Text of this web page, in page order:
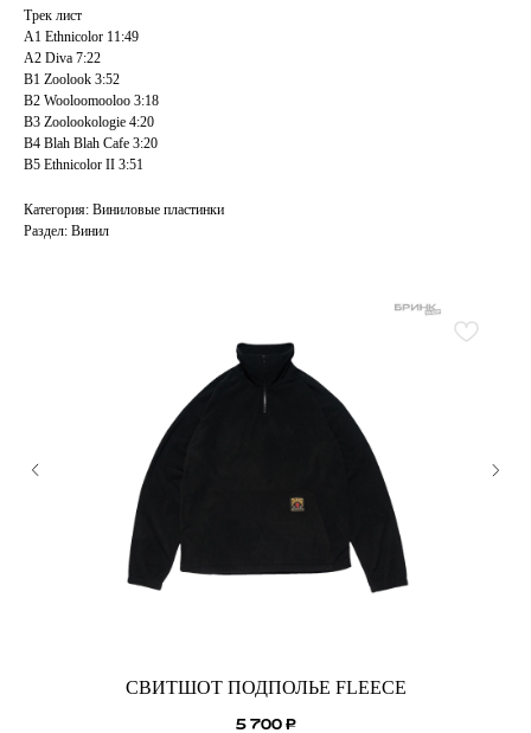
Трек лист
A1 Ethnicolor 11:49
A2 Diva 7:22
B1 Zoolook 3:52
B2 Wooloomooloo 3:18
B3 Zoolookologie 4:20
B4 Blah Blah Cafe 3:20
B5 Ethnicolor II 3:51
Категория: Виниловые пластинки
Раздел: Винил
СВИТШОТ ПОДПОЛЬЕ FLEECE
5 700 ₽